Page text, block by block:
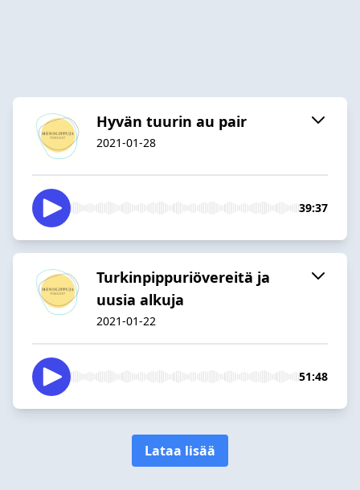
Hyvän tuurin au pair
2021-01-28
39:37
Turkinpippuriövereitä ja
uusia alkuja
2021-01-22
51:48
Lataa lisää